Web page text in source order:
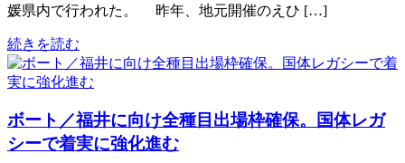
媛県内で行われた。 昨年、地元開催のえひ […]
続きを読む
ボート／福井に向け全種目出場枠確保。国体レガ
シーで着実に強化進む